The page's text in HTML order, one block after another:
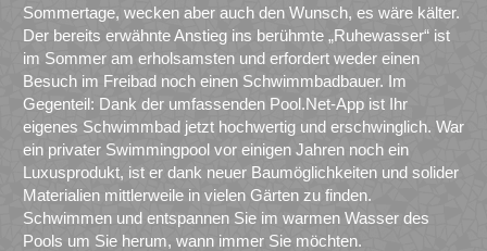
Sommertage, wecken aber auch den Wunsch, es wäre kälter.
Der bereits erwähnte Anstieg ins berühmte „Ruhewasser“ ist
im Sommer am erholsamsten und erfordert weder einen
Besuch im Freibad noch einen Schwimmbadbauer. Im
Gegenteil: Dank der umfassenden Pool.Net-App ist Ihr
eigenes Schwimmbad jetzt hochwertig und erschwinglich. War
ein privater Swimmingpool vor einigen Jahren noch ein
Luxusprodukt, ist er dank neuer Baumöglichkeiten und solider
Materialien mittlerweile in vielen Gärten zu finden.
Schwimmen und entspannen Sie im warmen Wasser des
Pools um Sie herum, wann immer Sie möchten.